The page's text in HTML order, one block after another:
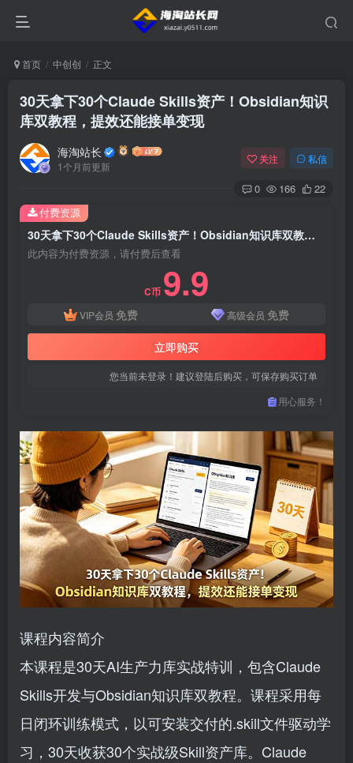
首页 中创创 正文
30天拿下30个Claude Skills资产！Obsidian知识
库双教程，提效还能接单变现
海淘站长
1个月前更新
关注 私信
0 166 22
30天拿下30个Claude Skills资产！Obsidian知识库双教程，提效还能接单变现
此内容为付费资源，请付费后查看
C币 9.9
VIP会员 免费 高级会员 免费
立即购买
您当前未登录！建议登陆后购买，可保存购买订单
用心服务！
付费资源
课程内容简介
本课程是30天AI生产力库实战特训，包含Claude
Skills开发与Obsidian知识库双教程。课程采用每
日闭环训练模式，以可安装交付的.skill文件驱动学
习，30天收获30个实战级Skill资产库。Claude